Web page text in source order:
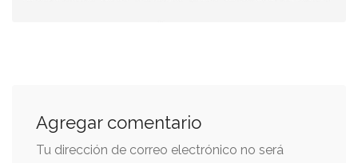
Agregar comentario
Tu dirección de correo electrónico no será